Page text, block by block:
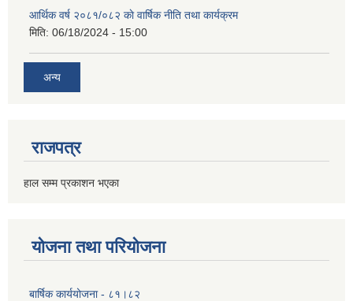
आर्थिक वर्ष २०८१/०८२ काे वार्षिक नीति तथा कार्यक्रम
मिति: 06/18/2024 - 15:00
अन्य
राजपत्र
हाल सम्म प्रकाशन भएका
योजना तथा परियोजना
बार्षिक कार्ययोजना - ८१।८२